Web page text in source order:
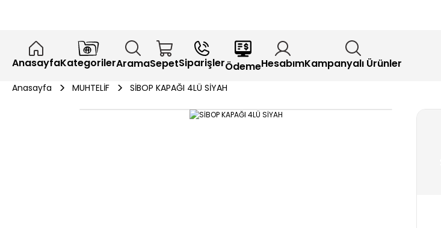
AnasayfaKategorilerAramaSepetSiparişlerÖdemeHesabımKampanyalı Ürünler
Anasayfa MUHTELİF SİBOP KAPAĞI 4LÜ SİYAH